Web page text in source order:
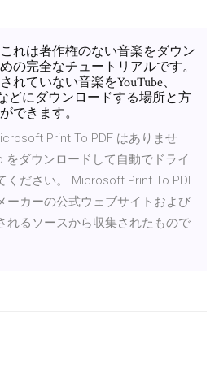
これは著作権のない音楽をダウン
の完全なチュートリアルです。
れていない音楽をYouTube、
どにダウンロードする場所と方
できます。
Print To PDF はありませ
をダウンロードして自動でドライ
ください。 Microsoft Print To PDF
ーカーの公式ウェブサイトおよび
れるソースから収集されたもので